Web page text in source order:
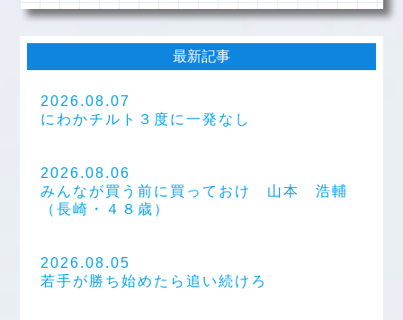
最新記事
2026.08.07
にわかチルト３度に一発なし
2026.08.06
みんなが買う前に買っておけ 山本 浩輔
（長崎・４８歳）
2026.08.05
若手が勝ち始めたら追い続けろ